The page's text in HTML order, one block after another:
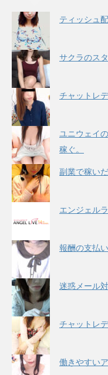
ティッシュ
サクラのス
チャットレ
ユニウェイ
稼ぐ。
副業で稼い
エンジェル
報酬の支払
迷惑メール
チャットレ
働きやすい